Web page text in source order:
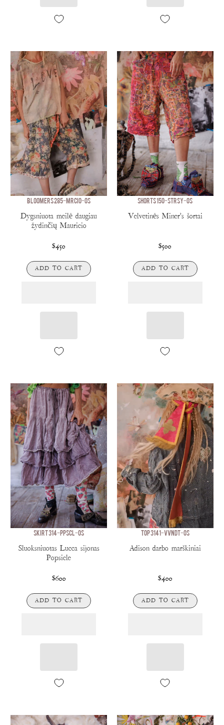
BLOOMERS 285-MRCIO-OS
Dygsniuota meilė daugiau
žydinčių Mauricio
$450
ADD TO CART
SHORTS 150-STRSY-OS
Velvetinės Miner's šortai
$500
ADD TO CART
SKIRT 314-PPSCL-OS
Sluoksniuotas Lucca sijonas
Popsicle
$600
ADD TO CART
TOP 3141-VVNDT-OS
Adison darbo marškiniai
$400
ADD TO CART